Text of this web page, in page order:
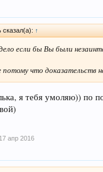
сказал(а): ↑
если бы Вы были
потому что доказательств
я тебя умоляю)) по
17 апр 2016